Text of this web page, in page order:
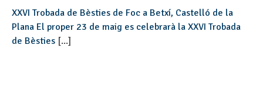
XXVI Trobada de Bèsties de Foc a Betxí, Castelló de la
Plana El proper 23 de maig es celebrarà la XXVI Trobada
de Bèsties [...]